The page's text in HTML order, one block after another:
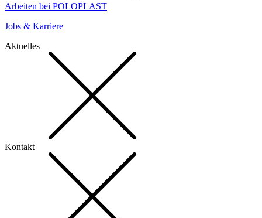
Arbeiten bei POLOPLAST
Jobs & Karriere
Aktuelles
Kontakt